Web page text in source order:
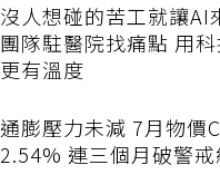
沒人想碰的苦工就讓AI
團隊駐醫院找痛點 用
更有溫度
通膨壓力未減 7月物價
2.54% 連三個月破警戒